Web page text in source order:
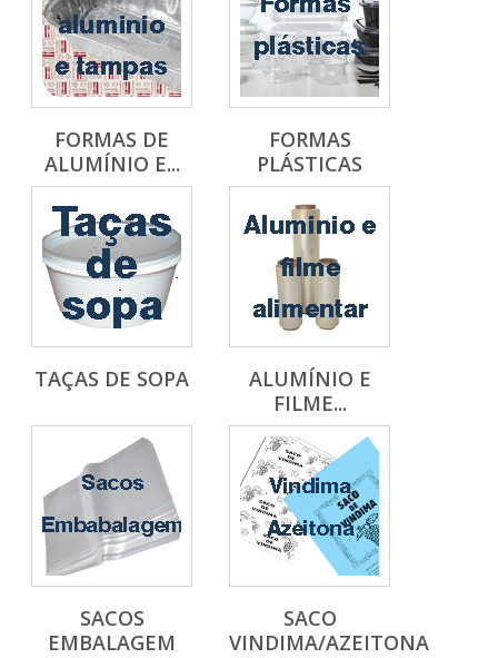
FORMAS DE
ALUMÍNIO E...
FORMAS
PLÁSTICAS
TAÇAS DE SOPA
ALUMÍNIO E
FILME...
SACOS
EMBALAGEM
SACO
VINDIMA/AZEITONA